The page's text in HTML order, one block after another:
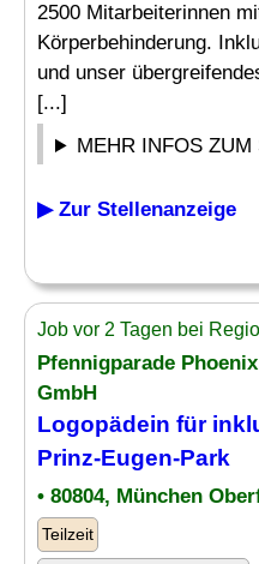
2500 Mitarbeiterinnen
Körperbehinderung.
und unser
[...]
MEHR INFOS
▶ Zur Stellenanzeige
Job vor 2 Tagen bei
Pfennigparade
GmbH
Logopädein für
Prinz-Eugen-Park
• 80804, München
Teilzeit